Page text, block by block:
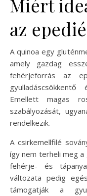
Miért
az
A quinoa egy
amely gazdag
fehérjeforrás az
Emellett magas
szabályozását,
rendelkezik.
A csirkemellfilé
így nem terheli meg
fehérje- és
változata pedig
támogatják a